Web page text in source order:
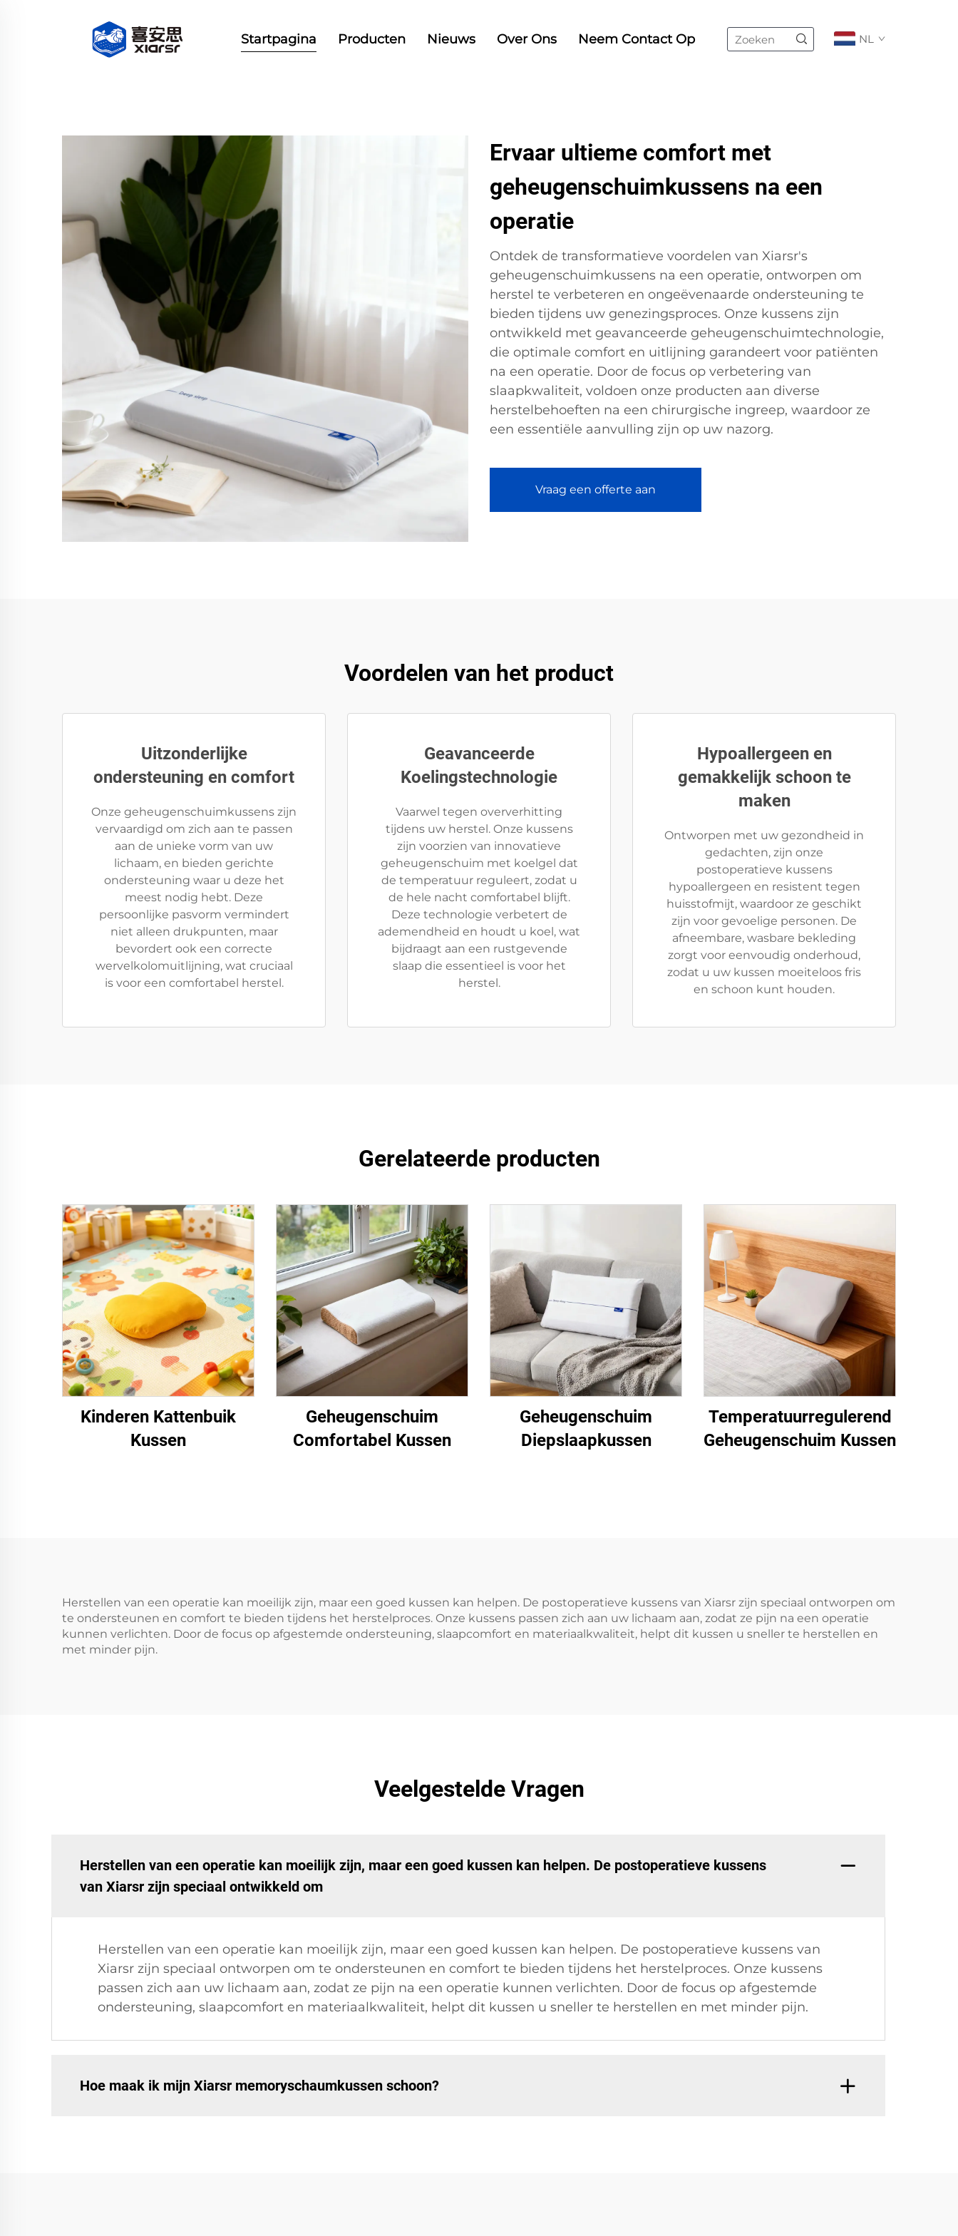
Startpagina Producten Nieuws Over Ons Neem Contact Op NL
Ervaar ultieme comfort met
geheugenschuimkussens na een
operatie
Ontdek de transformatieve voordelen van Xiarsr's
geheugenschuimkussens na een operatie, ontworpen om
herstel te verbeteren en ongeëvenaarde ondersteuning te
bieden tijdens uw genezingsproces. Onze kussens zijn
ontwikkeld met geavanceerde geheugenschuimtechnologie,
die optimale comfort en uitlijning garandeert voor patiënten
na een operatie. Door de focus op verbetering van
slaapkwaliteit, voldoen onze producten aan diverse
herstelbehoeften na een chirurgische ingreep, waardoor ze
een essentiële aanvulling zijn op uw nazorg.
Vraag een offerte aan
Voordelen van het product
Uitzonderlijke
ondersteuning en comfort
Onze geheugenschuimkussens zijn
vervaardigd om zich aan te passen
aan de unieke vorm van uw
lichaam, en bieden gerichte
ondersteuning waar u deze het
meest nodig hebt. Deze
persoonlijke pasvorm vermindert
niet alleen drukpunten, maar
bevordert ook een correcte
wervelkolomuitlijning, wat cruciaal
is voor een comfortabel herstel.
Geavanceerde
Koelingstechnologie
Vaarwel tegen oververhitting
tijdens uw herstel. Onze kussens
zijn voorzien van innovatieve
geheugenschuim met koelgel dat
de temperatuur reguleert, zodat u
de hele nacht comfortabel blijft.
Deze technologie verbetert de
ademendheid en houdt u koel, wat
bijdraagt aan een rustgevende
slaap die essentieel is voor het
herstel.
Hypoallergeen en
gemakkelijk schoon te
maken
Ontworpen met uw gezondheid in
gedachten, zijn onze
postoperatieve kussens
hypoallergeen en resistent tegen
huisstofmijt, waardoor ze geschikt
zijn voor gevoelige personen. De
afneembare, wasbare bekleding
zorgt voor eenvoudig onderhoud,
zodat u uw kussen moeiteloos fris
en schoon kunt houden.
Gerelateerde producten
Kinderen Kattenbuik
Kussen
Geheugenschuim
Comfortabel Kussen
Geheugenschuim
Diepslaapkussen
Temperatuurregulerend
Geheugenschuim Kussen
Herstellen van een operatie kan moeilijk zijn, maar een goed kussen kan helpen. De postoperatieve kussens van Xiarsr zijn speciaal ontworpen om
te ondersteunen en comfort te bieden tijdens het herstelproces. Onze kussens passen zich aan uw lichaam aan, zodat ze pijn na een operatie
kunnen verlichten. Door de focus op afgestemde ondersteuning, slaapcomfort en materiaalkwaliteit, helpt dit kussen u sneller te herstellen en
met minder pijn.
Veelgestelde Vragen
Herstellen van een operatie kan moeilijk zijn, maar een goed kussen kan helpen. De postoperatieve kussens
van Xiarsr zijn speciaal ontwikkeld om
Herstellen van een operatie kan moeilijk zijn, maar een goed kussen kan helpen. De postoperatieve kussens van
Xiarsr zijn speciaal ontworpen om te ondersteunen en comfort te bieden tijdens het herstelproces. Onze kussens
passen zich aan uw lichaam aan, zodat ze pijn na een operatie kunnen verlichten. Door de focus op afgestemde
ondersteuning, slaapcomfort en materiaalkwaliteit, helpt dit kussen u sneller te herstellen en met minder pijn.
Hoe maak ik mijn Xiarsr memoryschaumkussen schoon?